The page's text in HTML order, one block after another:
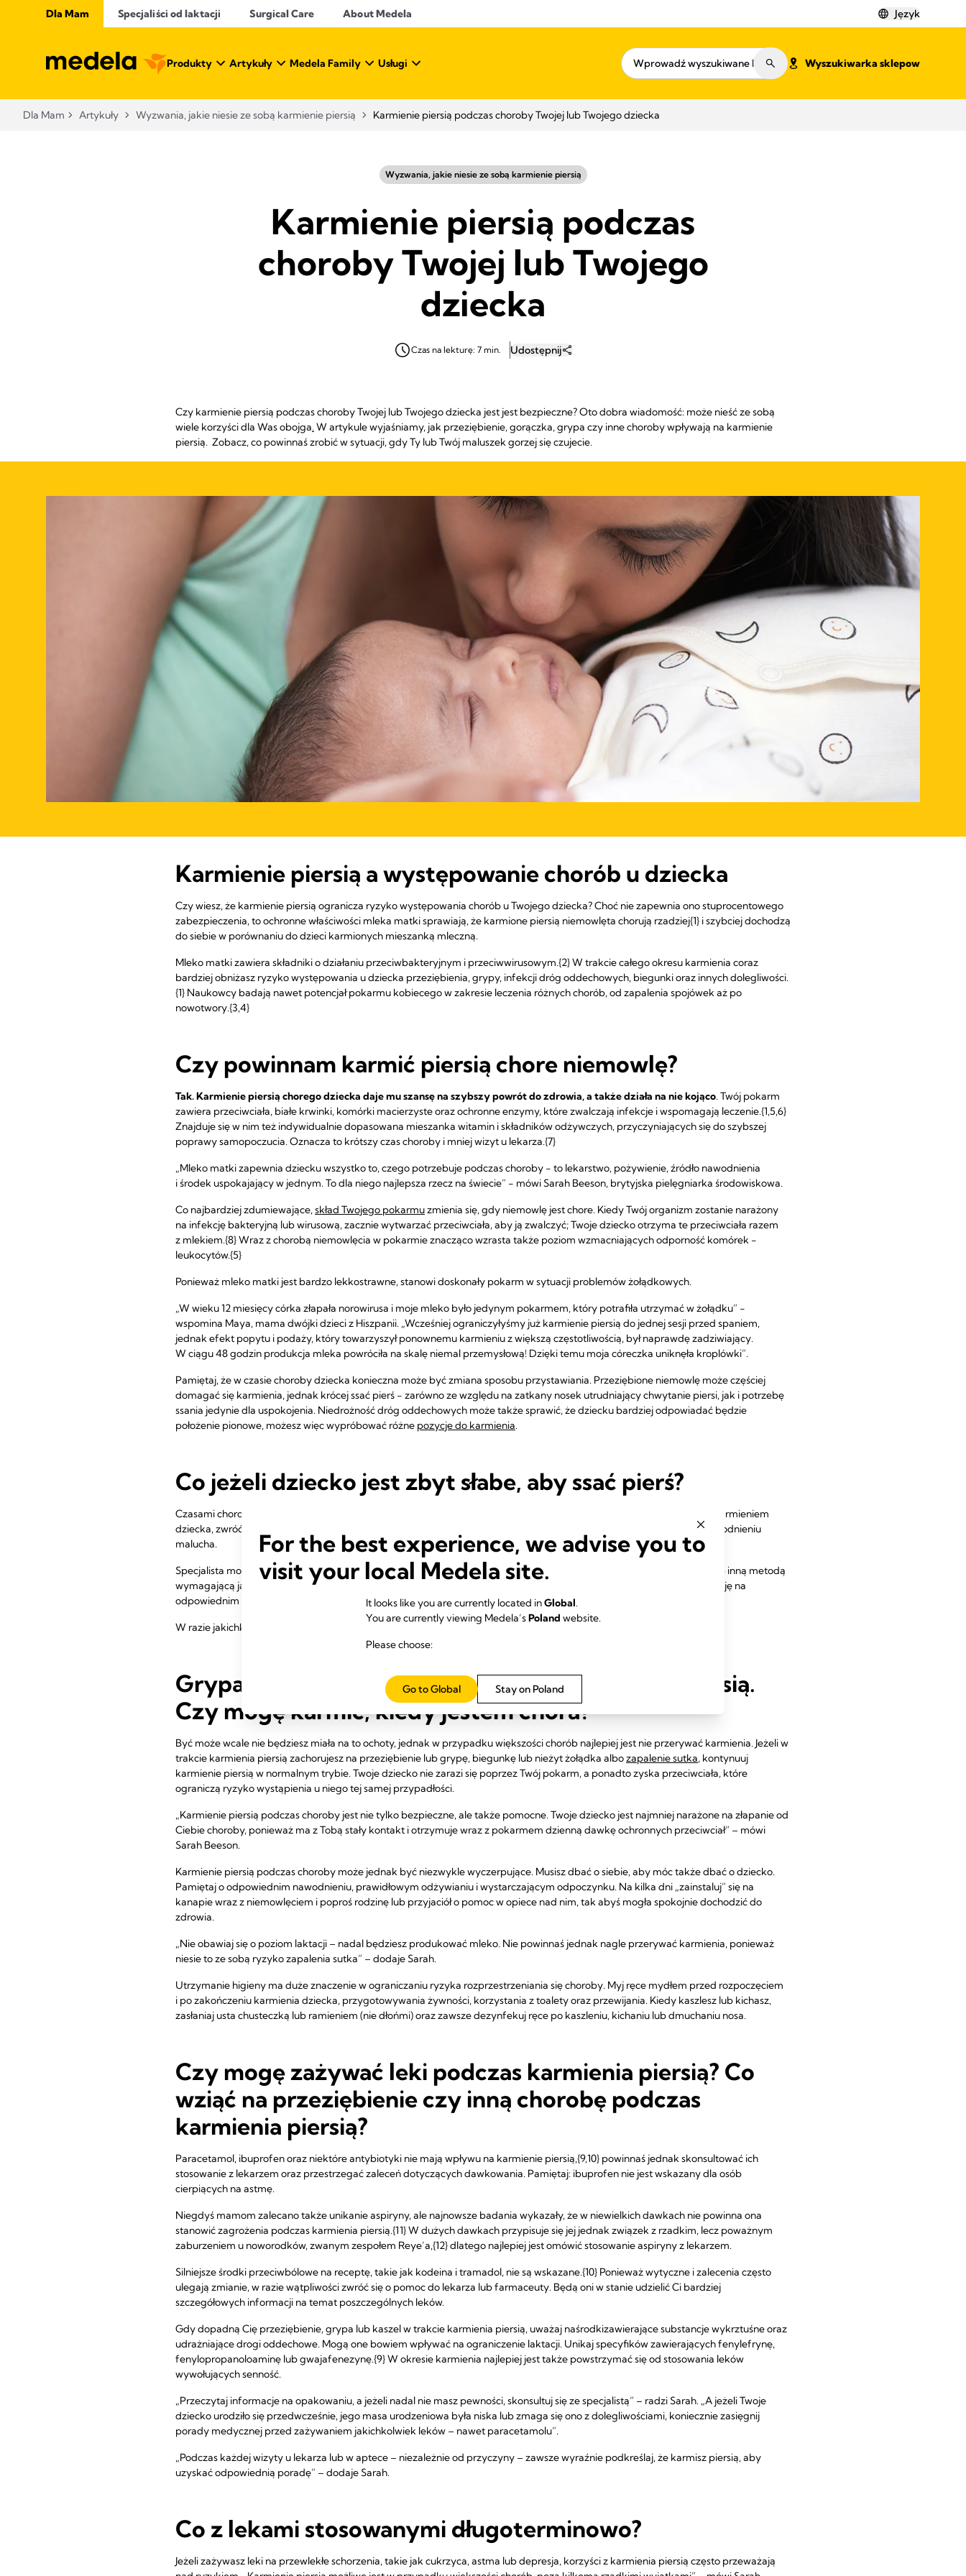
Dla Mam Specjaliści od laktacji Surgical Care About Medela Język
Produkty Artykuły Medela Family Usługi Wyszukiwarka sklepow
Dla Mam Artykuły Wyzwania, jakie niesie ze sobą karmienie piersią Karmienie piersią podczas choroby Twojej lub Twojego dziecka
Wyzwania, jakie niesie ze sobą karmienie piersią
Karmienie piersią podczas
choroby Twojej lub Twojego
dziecka
Czas na lekturę: 7 min. Udostępnij
Czy karmienie piersią podczas choroby Twojej lub Twojego dziecka jest jest bezpieczne? Oto dobra wiadomość: może nieść ze sobą
wiele korzyści dla Was obojga.W artykule wyjaśniamy, jak przeziębienie, gorączka, grypa czy inne choroby wpływają na karmienie
piersią. Zobacz, co powinnaś zrobić w sytuacji, gdy Ty lub Twój maluszek gorzej się czujecie.
Karmienie piersią a występowanie chorób u dziecka
Czy wiesz, że karmienie piersią ogranicza ryzyko występowania chorób u Twojego dziecka? Choć nie zapewnia ono stuprocentowego
zabezpieczenia, to ochronne właściwości mleka matki sprawiają, że karmione piersią niemowlęta chorują rzadziej{1} i szybciej dochodzą
do siebie w porównaniu do dzieci karmionych mieszanką mleczną.
Mleko matki zawiera składniki o działaniu przeciwbakteryjnym i przeciwwirusowym.{2} W trakcie całego okresu karmienia coraz
bardziej obniżasz ryzyko występowania u dziecka przeziębienia, grypy, infekcji dróg oddechowych, biegunki oraz innych dolegliwości.
{1} Naukowcy badają nawet potencjał pokarmu kobiecego w zakresie leczenia różnych chorób, od zapalenia spojówek aż po
nowotwory.{3,4}
Czy powinnam karmić piersią chore niemowlę?
Tak. Karmienie piersią chorego dziecka daje mu szansę na szybszy powrót do zdrowia, a także działa na nie kojąco. Twój pokarm
zawiera przeciwciała, białe krwinki, komórki macierzyste oraz ochronne enzymy, które zwalczają infekcje i wspomagają leczenie.{1,5,6}
Znajduje się w nim też indywidualnie dopasowana mieszanka witamin i składników odżywczych, przyczyniających się do szybszej
poprawy samopoczucia. Oznacza to krótszy czas choroby i mniej wizyt u lekarza.{7}
„Mleko matki zapewnia dziecku wszystko to, czego potrzebuje podczas choroby − to lekarstwo, pożywienie, źródło nawodnienia
i środek uspokajający w jednym. To dla niego najlepsza rzecz na świecie” − mówi Sarah Beeson, brytyjska pielęgniarka środowiskowa.
Co najbardziej zdumiewające, skład Twojego pokarmuzmienia się, gdy niemowlę jest chore. Kiedy Twój organizm zostanie narażony
na infekcję bakteryjną lub wirusową, zacznie wytwarzać przeciwciała, aby ją zwalczyć; Twoje dziecko otrzyma te przeciwciała razem
z mlekiem.{8} Wraz z chorobą niemowlęcia w pokarmie znacząco wzrasta także poziom wzmacniających odporność komórek −
leukocytów.{5}
Ponieważ mleko matki jest bardzo lekkostrawne, stanowi doskonały pokarm w sytuacji problemów żołądkowych.
„W wieku 12 miesięcy córka złapała norowirusa i moje mleko było jedynym pokarmem, który potrafiła utrzymać w żołądku” −
wspomina Maya, mama dwójki dzieci z Hiszpanii. „Wcześniej ograniczyłyśmy już karmienie piersią do jednej sesji przed spaniem,
jednak efekt popytu i podaży, który towarzyszył ponownemu karmieniu z większą częstotliwością, był naprawdę zadziwiający.
W ciągu 48 godzin produkcja mleka powróciła na skalę niemal przemysłową! Dzięki temu moja córeczka uniknęła kroplówki”.
Pamiętaj, że w czasie choroby dziecka konieczna może być zmiana sposobu przystawiania. Przeziębione niemowlę może częściej
domagać się karmienia, jednak krócej ssać pierś − zarówno ze względu na zatkany nosek utrudniający chwytanie piersi, jak i potrzebę
ssania jedynie dla uspokojenia. Niedrożność dróg oddechowych może także sprawić, że dziecku bardziej odpowiadać będzie
położenie pionowe, możesz więc wypróbować różne pozycje do karmienia.
Co jeżeli dziecko jest zbyt słabe, aby ssać pierś?
Czasami chorobie towarzyszy brak apetytu lub energii, co utrudnia niemowlęciu ssanie piersi. Jeżeli masz problem z nakarmieniem
dziecka, zwróć się o poradę do lekarza, konsultanta laktacyjnego lub specjalisty od karmienia piersią, aby zapobiec odwodnieniu
malucha.
Specjalista może doradzić Ci odciąganie pokarmuoraz podawanie go niemowlęciu za pomocą strzykawki, kubeczka lub inną metodą
wymagającą jak najmniejszego wysiłku. Odciąganie w standardowych porach karmienia pomoże Ci też utrzymać laktację na
odpowiednim poziomie.
W razie jakichkolwiek wątpliwości na temat zdrowia lub odżywienia niemowlęcia, od razu poradź się lekarza.
Grypa, gorączka lub przeziębienie a karmienie piersią.
Czy mogę karmić, kiedy jestem chora?
Być może wcale nie będziesz miała na to ochoty, jednak w przypadku większości chorób najlepiej jest nie przerywać karmienia. Jeżeli w
trakcie karmienia piersią zachorujesz na przeziębienie lub grypę, biegunkę lub nieżyt żołądka albozapalenie sutka, kontynuuj
karmienie piersią w normalnym trybie. Twoje dziecko nie zarazi się poprzez Twój pokarm, a ponadto zyska przeciwciała, które
ograniczą ryzyko wystąpienia u niego tej samej przypadłości.
„Karmienie piersią podczas choroby jest nie tylko bezpieczne, ale także pomocne. Twoje dziecko jest najmniej narażone na złapanie od
Ciebie choroby, ponieważ ma z Tobą stały kontakt i otrzymuje wraz z pokarmem dzienną dawkę ochronnych przeciwciał” – mówi
Sarah Beeson.
Karmienie piersią podczas choroby może jednak być niezwykle wyczerpujące. Musisz dbać o siebie, aby móc także dbać o dziecko.
Pamiętaj o odpowiednim nawodnieniu, prawidłowym odżywianiu i wystarczającym odpoczynku. Na kilka dni „zainstaluj” się na
kanapie wraz z niemowlęciem i poproś rodzinę lub przyjaciół o pomoc w opiece nad nim, tak abyś mogła spokojnie dochodzić do
zdrowia.
„Nie obawiaj się o poziom laktacji – nadal będziesz produkować mleko. Nie powinnaś jednak nagle przerywać karmienia, ponieważ
niesie to ze sobą ryzyko zapalenia sutka” – dodaje Sarah.
Utrzymanie higieny ma duże znaczenie w ograniczaniu ryzyka rozprzestrzeniania się choroby. Myj ręce mydłem przed rozpoczęciem
i po zakończeniu karmienia dziecka, przygotowywania żywności, korzystania z toalety oraz przewijania. Kiedy kaszlesz lub kichasz,
zasłaniaj usta chusteczką lub ramieniem (nie dłońmi) oraz zawsze dezynfekuj ręce po kaszleniu, kichaniu lub dmuchaniu nosa.
Czy mogę zażywać leki podczas karmienia piersią? Co
wziąć na przeziębienie czy inną chorobę podczas
karmienia piersią?
Paracetamol, ibuprofen oraz niektóre antybiotyki nie mają wpływu na karmienie piersią,{9,10} powinnaś jednak skonsultować ich
stosowanie z lekarzem oraz przestrzegać zaleceń dotyczących dawkowania. Pamiętaj: ibuprofen nie jest wskazany dla osób
cierpiących na astmę.
Niegdyś mamom zalecano także unikanie aspiryny, ale najnowsze badania wykazały, że w niewielkich dawkach nie powinna ona
stanowić zagrożenia podczas karmienia piersią.{11} W dużych dawkach przypisuje się jej jednak związek z rzadkim, lecz poważnym
zaburzeniem u noworodków, zwanym zespołem Reye’a,{12} dlatego najlepiej jest omówić stosowanie aspiryny z lekarzem.
Silniejsze środki przeciwbólowe na receptę, takie jak kodeina i tramadol, nie są wskazane.{10} Ponieważ wytyczne i zalecenia często
ulegają zmianie, w razie wątpliwości zwróć się o pomoc do lekarza lub farmaceuty. Będą oni w stanie udzielić Ci bardziej
szczegółowych informacji na temat poszczególnych leków.
Gdy dopadną Cię przeziębienie, grypa lub kaszel w trakcie karmienia piersią, uważaj naśrodkizawierające substancje wykrztuśne oraz
udrażniające drogi oddechowe. Mogą one bowiem wpływać na ograniczenie laktacji. Unikaj specyfików zawierających fenylefrynę,
fenylopropanoloaminę lub gwajafenezynę.{9} W okresie karmienia najlepiej jest także powstrzymać się od stosowania leków
wywołujących senność.
„Przeczytaj informacje na opakowaniu, a jeżeli nadal nie masz pewności, skonsultuj się ze specjalistą” – radzi Sarah. „A jeżeli Twoje
dziecko urodziło się przedwcześnie, jego masa urodzeniowa była niska lub zmaga się ono z dolegliwościami, koniecznie zasięgnij
porady medycznej przed zażywaniem jakichkolwiek leków – nawet paracetamolu”.
„Podczas każdej wizyty u lekarza lub w aptece – niezależnie od przyczyny – zawsze wyraźnie podkreślaj, że karmisz piersią, aby
uzyskać odpowiednią poradę” – dodaje Sarah.
Co z lekami stosowanymi długoterminowo?
Jeżeli zażywasz leki na przewlekłe schorzenia, takie jak cukrzyca, astma lub depresja, korzyści z karmienia piersią często przeważają
For the best experience, we advise you to
visit your local Medela site.
It looks like you are currently located inGlobal.
You are currently viewing Medela’sPoland website.
Please choose:
Stay on Poland
Go to Global